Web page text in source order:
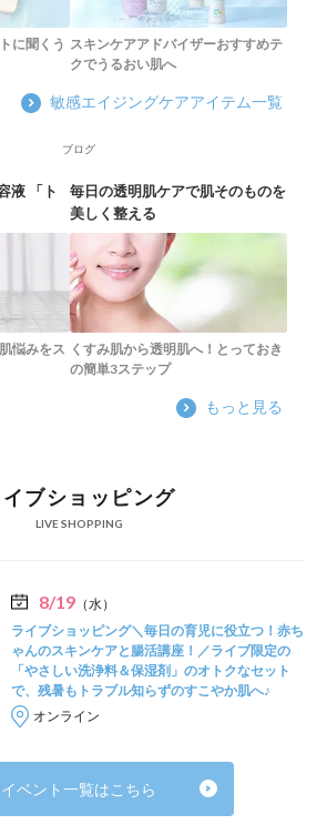
に聞くう スキンケアアドバイザーおすすめテ
クでうるおい肌へ
敏感エイジングケアアイテム一覧
ブログ
液 「ト
悩みをス
毎日の透明肌ケアで肌そのものを
美しく整える
くすみ肌から透明肌へ！とっておき
の簡単3ステップ
もっと見る
イブショッピング
LIVE SHOPPING
8/19（水）
ライブショッピング＼毎日の育児に役立つ！赤ち
ゃんのスキンケアと腸活講座！／ライブ限定の
「やさしい洗浄料＆保湿剤」のオトクなセット
で、残暑もトラブル知らずのすこやか肌へ♪
オンライン
イベント一覧はこちら